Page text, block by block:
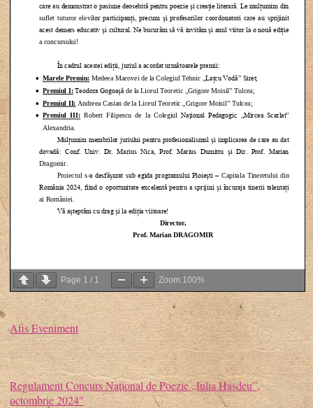
Page 1 / 1 Zoom 100%
Afis Eveniment
Regulament Concurs Național de Poezie „Iulia Hasdeu”,
octombrie 2024″